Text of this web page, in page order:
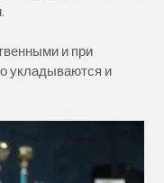
и при
укладываются и